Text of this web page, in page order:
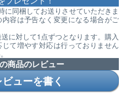
に同梱してお送りさせていただきま
容は予告なく変更になる場合がご
に対して1点ずつとなります。購入
て増やす対応は行っておりません
商品のレビュー
ューを書く